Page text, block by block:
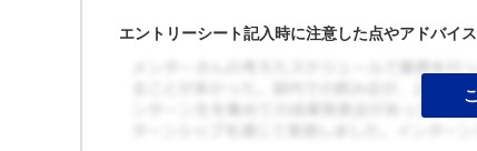
エントリーシート記入時に注意した点やアドバイス